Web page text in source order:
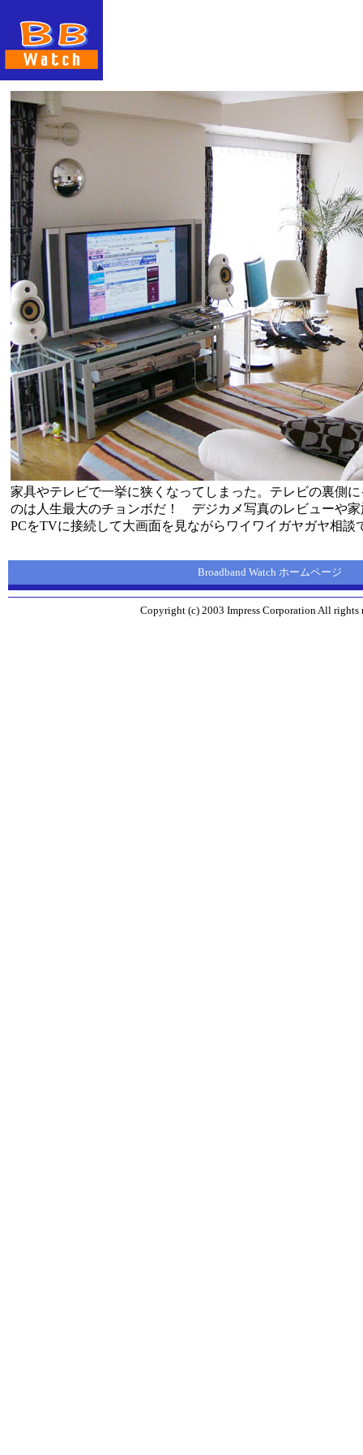
家具やテレビで一挙に狭くなってしまった。テレビの裏側
のは人生最大のチョンボだ！ デジカメ写真のレビューや
PCをTVに接続して大画面を見ながらワイワイガヤガヤ相談
Broadband Watch ホームページ
Copyright (c) 2003 Impress Corporation All rights